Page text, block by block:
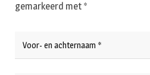
gemarkeerd met *